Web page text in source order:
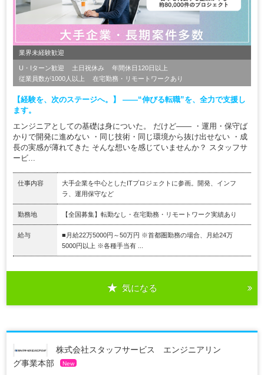
業界未経験歓迎
U・Iターン歓迎 土日祝休み
年間休日120日以上
従業員数が1000人以上
在宅勤務・リモートワークあり
【経験を、次のステージへ。】 ――“伸びる転職”を、全力で支援し
ます。
エンジニアとしての基礎は身についた。 だけど―― ・運用・保守ば
かりで開発に進めない ・同じ技術・同じ環境から抜け出せない ・成
長の実感が薄れてきた そんな想いを感じていませんか？ スタッフサ
ービ...
仕事内容
大手企業を中心としたITプロジェクトに参画。開発、インフ
ラ、運用保守など
勤務地 【全国募集】転勤なし・在宅勤務・リモートワーク実績あり
給与
■月給22万5000円～50万円 ※首都圏勤務の場合、月給24万
5000円以上 ※各種手当有 ...
気になる
株式会社スタッフサービス エンジニアリン
グ事業本部
New